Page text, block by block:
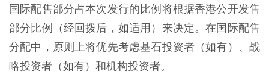
国际配售部分占本次发行的比例将根据香港公开发售
部分比例（经回拨后，如适用）来决定。在国际配售
分配中，原则上将优先考虑基石投资者（如有）、战
略投资者（如有）和机构投资者。